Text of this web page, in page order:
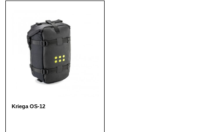
Kriega OS-12